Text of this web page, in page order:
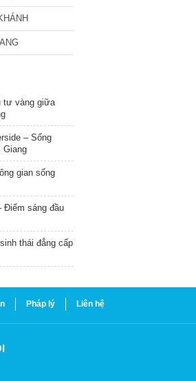
tư vàng giữa
– Sống
Giang
gian sống
Điểm sáng đầu
thái đẳng cấp
Pháp lý Liên hệ